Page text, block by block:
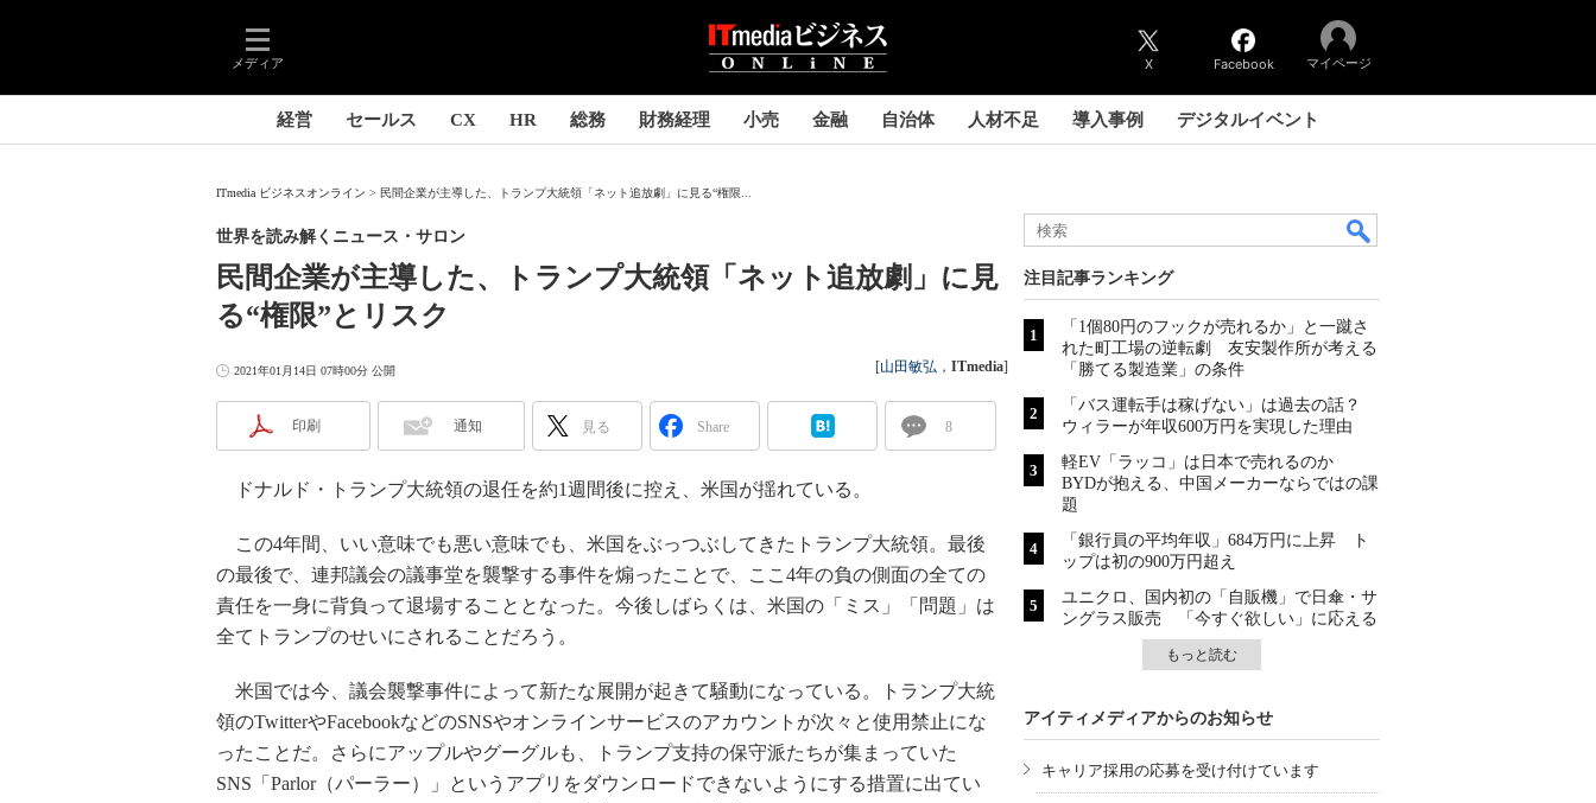
メディア X Facebook マイページ
経営 セールス CX HR 総務 財務経理 小売 金融 自治体 人材不足 導入事例 デジタルイベント
ITmedia ビジネスオンライン 民間企業が主導した、トランプ大統領「ネット追放劇」に見る“権限...
民間企業が主導した、トランプ大統領「ネット追放劇」に見
る“権限”とリスク
世界を読み解くニュース・サロン
2021年01月14日 07時00分 公開 [山田敏弘 ， ITmedia]
印刷 通知 見る Share 8
ドナルド・トランプ大統領の退任を約1週間後に控え、米国が揺れている。
この4年間、いい意味でも悪い意味でも、米国をぶっつぶしてきたトランプ大統領。最後
の最後で、連邦議会の議事堂を襲撃する事件を煽ったことで、ここ4年の負の側面の全ての
責任を一身に背負って退場することとなった。今後しばらくは、米国の「ミス」「問題」は
全てトランプのせいにされることだろう。
米国では今、議会襲撃事件によって新たな展開が起きて騒動になっている。トランプ大統
領のTwitterやFacebookなどのSNSやオンラインサービスのアカウントが次々と使用禁止にな
ったことだ。さらにアップルやグーグルも、トランプ支持の保守派たちが集まっていた
SNS「Parlor（パーラー）」というアプリをダウンロードできないようにする措置に出てい
注目記事ランキング
「1個80円のフックが売れるか」と一蹴さ
れた町工場の逆転劇 友安製作所が考える
「勝てる製造業」の条件
「バス運転手は稼げない」は過去の話？
ウィラーが年収600万円を実現した理由
軽EV「ラッコ」は日本で売れるのか
BYDが抱える、中国メーカーならではの課
題
「銀行員の平均年収」684万円に上昇 ト
ップは初の900万円超え
ユニクロ、国内初の「自販機」で日傘・サ
ングラス販売 「今すぐ欲しい」に応える
もっと読む
アイティメディアからのお知らせ
キャリア採用の応募を受け付けています